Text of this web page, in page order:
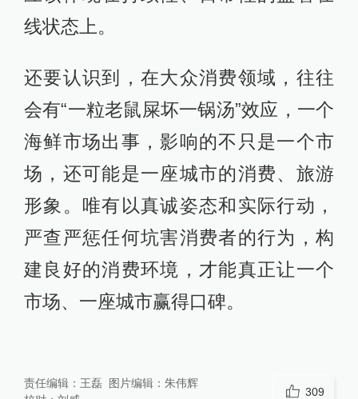
线状态上。
还要认识到，在大众消费领域，往往
会有“一粒老鼠屎坏一锅汤”效应，一个
海鲜市场出事，影响的不只是一个市
场，还可能是一座城市的消费、旅游
形象。唯有以真诚姿态和实际行动，
严查严惩任何坑害消费者的行为，构
建良好的消费环境，才能真正让一个
市场、一座城市赢得口碑。
责任编辑： 王磊 图片编辑： 朱伟辉
309